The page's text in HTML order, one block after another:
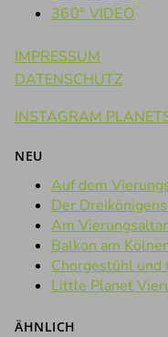
360° VIDEO
IMPRESSUM
DATENSCHUTZ
INSTAGRAM
NEU
Auf dem
Der
Am
Balkon am
Chorgestühl und
Little Planet
ÄHNLICH